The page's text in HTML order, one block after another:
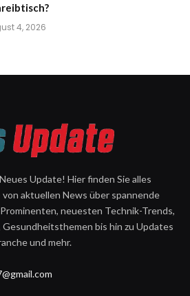
4, 2026
Update! Hier finden Sie alles
aktuellen News über spannende
neuesten Technik-Trends,
bis hin zu Updates
und mehr.